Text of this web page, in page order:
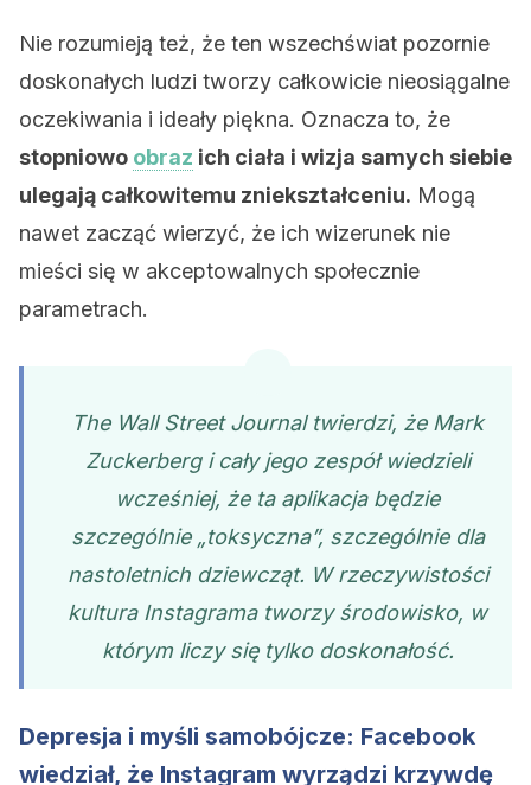
Nie rozumieją też, że ten wszechświat pozornie
doskonałych ludzi tworzy całkowicie nieosiągalne
oczekiwania i ideały piękna. Oznacza to, że
stopniowo obraz ich ciała i wizja samych siebie
ulegają całkowitemu zniekształceniu. Mogą
nawet zacząć wierzyć, że ich wizerunek nie
mieści się w akceptowalnych społecznie
parametrach.
The Wall Street Journal twierdzi, że Mark
Zuckerberg i cały jego zespół wiedzieli
wcześniej, że ta aplikacja będzie
szczególnie „toksyczna”, szczególnie dla
nastoletnich dziewcząt. W rzeczywistości
kultura Instagrama tworzy środowisko, w
którym liczy się tylko doskonałość.
Depresja i myśli samobójcze: Facebook
wiedział, że Instagram wyrządzi krzywdę